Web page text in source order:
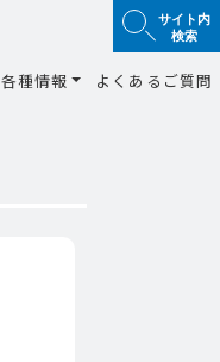
サイト内
検索
各種情報 よくあるご質問